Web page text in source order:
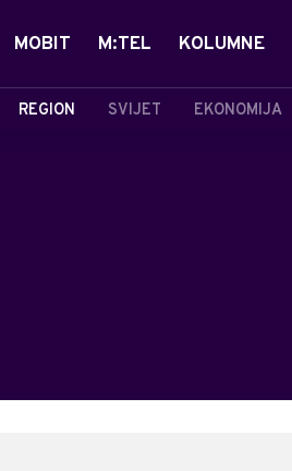
REGION SVIJET EKONOMIJA
MOBIT M:TEL KOLUMNE